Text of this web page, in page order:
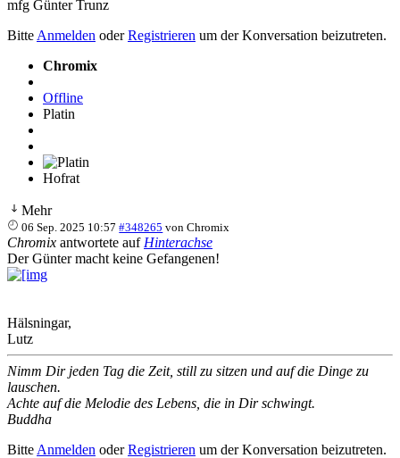
mfg Günter Trunz
Bitte Anmelden oderRegistrieren um der Konversation beizutreten.
Chromix
Offline
Platin
Hofrat
Mehr
06 Sep. 2025 10:57 #348265 vonChromix
Chromix antwortete auf Hinterachse
Der Günter macht keine Gefangenen!
Hälsningar,
Lutz
Nimm Dir jeden Tag die Zeit, still zu sitzen und auf die Dinge zu
lauschen.
Achte auf die Melodie des Lebens, die in Dir schwingt.
Buddha
Bitte Anmelden oderRegistrieren um der Konversation beizutreten.